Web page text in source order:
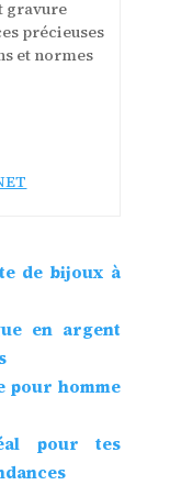
gravure
précieuses
et normes
de bijoux à
en argent
pour homme
pour tes